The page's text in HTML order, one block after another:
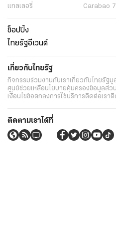
แกลเลอรี่
Carabao
ช็อปปิ้ง
ไทยรัฐอีเวนต์
เกี่ยวกับไทยรัฐ
กิจกรรมร่วมงานกับเราเกี่ยวกับไทยรัฐมู
ศูนย์ช่วยเหลือนโยบายคุ้มครองข้อมูลส่ว
เงื่อนไขข้อตกลงการใช้บริการติดต่อเรา
ติดตามเราได้ที่